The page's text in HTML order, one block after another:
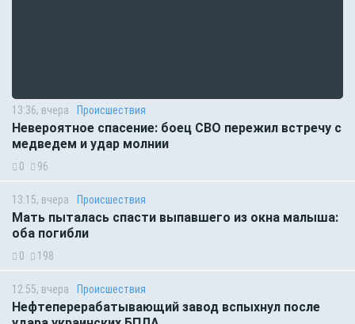
13:36, вчера Происшествия
Невероятное спасение: боец СВО пережил встречу с
медведем и удар молнии
0 96
13:15, вчера Происшествия
Мать пыталась спасти выпавшего из окна малыша:
оба погибли
0 198
12:55, вчера Происшествия
Нефтеперерабатывающий завод вспыхнул после